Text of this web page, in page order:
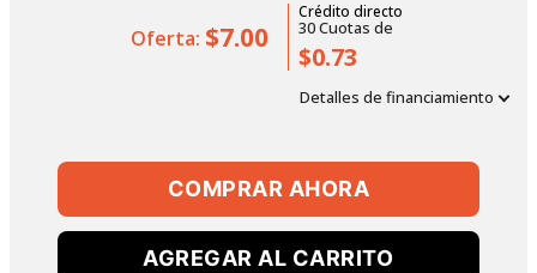
Oferta: $7.00
Crédito directo
30Cuotas de
$0.73
Detalles de financiamiento
COMPRAR AHORA
AGREGAR AL CARRITO